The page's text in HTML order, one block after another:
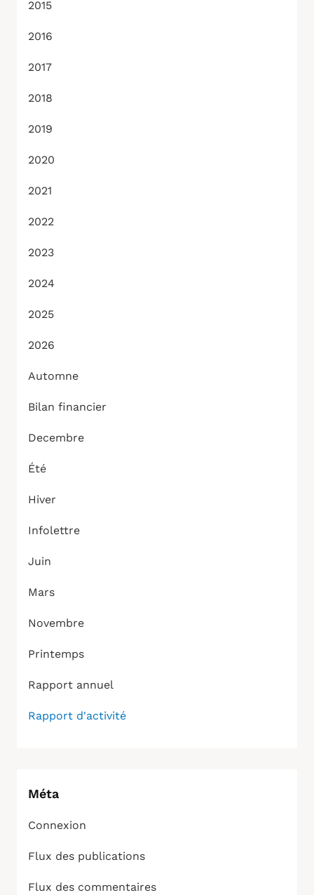
2015
2016
2017
2018
2019
2020
2021
2022
2023
2024
2025
2026
Automne
Bilan financier
Decembre
Été
Hiver
Infolettre
Juin
Mars
Novembre
Printemps
Rapport annuel
Rapport d'activité
Méta
Connexion
Flux des publications
Flux des commentaires